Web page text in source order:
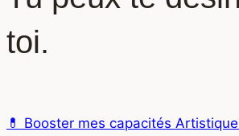
toi.
💊 Booster mes capacités